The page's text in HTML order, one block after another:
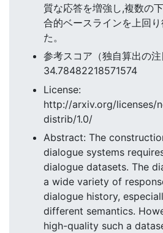
質な応答を増強し,複数の
合的ベースラインを上回
た。
参考スコア（独自算出の
34.78482218571574
License:
http://arxiv.org/licenses/
distrib/1.0/
Abstract: The
dialogue systems
dialogue datasets. The
a wide variety of
dialogue history,
different semantics.
high-quality such a